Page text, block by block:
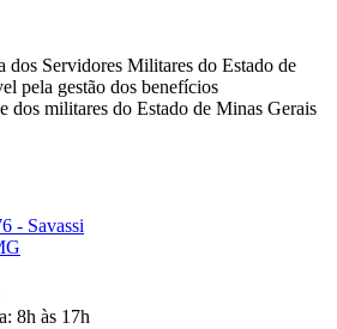
dos Servidores Militares do Estado de
pela gestão dos benefícios
dos militares do Estado de Minas Gerais
- Savassi
8h às 17h